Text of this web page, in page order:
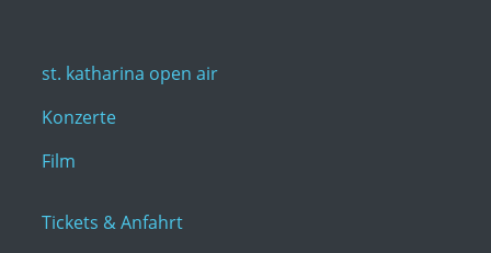
st. katharina open air
Konzerte
Film
Tickets & Anfahrt